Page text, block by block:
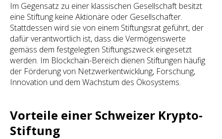
Im Gegensatz zu einer klassischen Gesellschaft besitzt
eine Stiftung keine Aktionäre oder Gesellschafter.
Stattdessen wird sie von einem Stiftungsrat geführt, der
dafür verantwortlich ist, dass die Vermögenswerte
gemäss dem festgelegten Stiftungszweck eingesetzt
werden. Im Blockchain-Bereich dienen Stiftungen häufig
der Förderung von Netzwerkentwicklung, Forschung,
Innovation und dem Wachstum des Ökosystems.
Vorteile einer Schweizer Krypto-
Stiftung